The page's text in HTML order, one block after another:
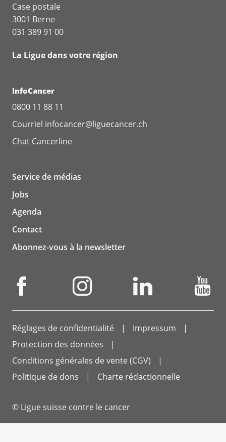
Case postale
3001 Berne
031 389 91 00
La Ligue dans votre région
InfoCancer
0800 11 88 11
Courriel infocancer@liguecancer.ch
Chat Cancerline
Service de médias
Jobs
Agenda
Contact
Abonnez-vous à la newsletter
Réglages de confidentialité
Impressum
Protection des données
Conditions générales de vente (CGV)
Politique de dons
Charte rédactionnelle
© Ligue suisse contre le cancer